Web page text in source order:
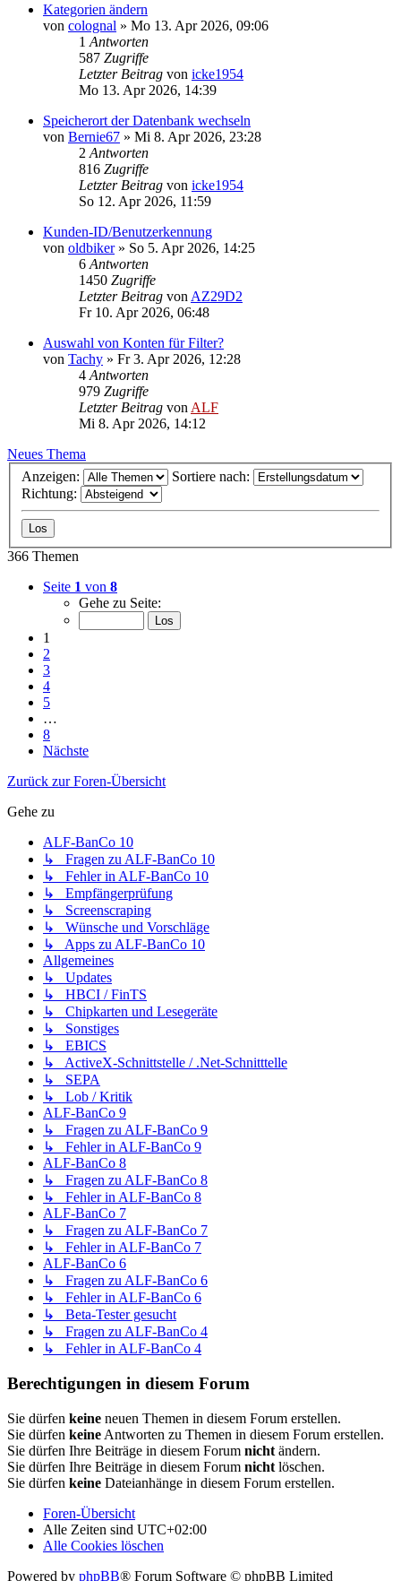
Kategorien ändern
von colognal » Mo 13. Apr 2026, 09:06
1 Antworten
587 Zugriffe
Letzter Beitrag von icke1954
Mo 13. Apr 2026, 14:39
Speicherort der Datenbank wechseln
von Bernie67 » Mi 8. Apr 2026, 23:28
2 Antworten
816 Zugriffe
Letzter Beitrag von icke1954
So 12. Apr 2026, 11:59
Kunden-ID/Benutzerkennung
von oldbiker» So 5. Apr 2026, 14:25
6 Antworten
1450 Zugriffe
Letzter Beitrag von AZ29D2
Fr 10. Apr 2026, 06:48
Auswahl von Konten für Filter?
von Tachy » Fr 3. Apr 2026, 12:28
4 Antworten
979 Zugriffe
Letzter Beitrag von ALF
Mi 8. Apr 2026, 14:12
Neues Thema
Anzeigen:
Sortiere nach:
Richtung:
366 Themen
Seite 1 von 8
Gehe zu Seite:
1
2
3
4
5
…
8
Nächste
Zurück zur Foren-Übersicht
Gehe zu
ALF-BanCo 10
↳ Fragen zu ALF-BanCo 10
↳ Fehler in ALF-BanCo 10
↳ Empfängerprüfung
↳ Screenscraping
↳ Wünsche und Vorschläge
↳ Apps zu ALF-BanCo 10
Allgemeines
↳ Updates
↳ HBCI / FinTS
↳ Chipkarten und Lesegeräte
↳ Sonstiges
↳ EBICS
↳ ActiveX-Schnittstelle / .Net-Schnitttelle
↳ SEPA
↳ Lob / Kritik
ALF-BanCo 9
↳ Fragen zu ALF-BanCo 9
↳ Fehler in ALF-BanCo 9
ALF-BanCo 8
↳ Fragen zu ALF-BanCo 8
↳ Fehler in ALF-BanCo 8
ALF-BanCo 7
↳ Fragen zu ALF-BanCo 7
↳ Fehler in ALF-BanCo 7
ALF-BanCo 6
↳ Fragen zu ALF-BanCo 6
↳ Fehler in ALF-BanCo 6
↳ Beta-Tester gesucht
↳ Fragen zu ALF-BanCo 4
↳ Fehler in ALF-BanCo 4
Berechtigungen in diesem Forum
Sie dürfen keine neuen Themen in diesem Forum erstellen.
Sie dürfen keine Antworten zu Themen in diesem Forum erstellen.
Sie dürfen Ihre Beiträge in diesem Forum nicht ändern.
Sie dürfen Ihre Beiträge in diesem Forum nicht löschen.
Sie dürfen keine Dateianhänge in diesem Forum erstellen.
Foren-Übersicht
Alle Zeiten sind UTC+02:00
Alle Cookies löschen
Powered by phpBB® Forum Software © phpBB Limited